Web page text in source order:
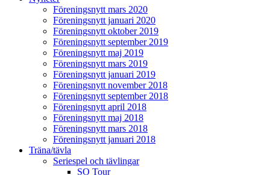
Föreningsnytt mars 2020
Föreningsnytt januari 2020
Föreningsnytt oktober 2019
Föreningsnytt september 2019
Föreningsnytt maj 2019
Föreningsnytt mars 2019
Föreningsnytt januari 2019
Föreningsnytt november 2018
Föreningsnytt september 2018
Föreningsnytt april 2018
Föreningsnytt maj 2018
Föreningsnytt mars 2018
Föreningsnytt januari 2018
Träna/tävla
Seriespel och tävlingar
SO Tour